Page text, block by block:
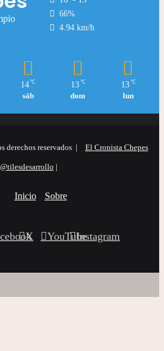
66%
4.94 km/h
14 ℃
sáb
13 ℃
dom
13 ℃
lun
derechos reservados | El Cronista Chepes
@tilesdesarrollo |
Inicio Sobre
X YouTubeInstagram